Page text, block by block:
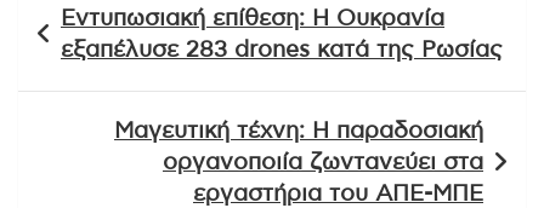
άρθρων
Εντυπωσιακή επίθεση: Η Ουκρανία
εξαπέλυσε 283 drones κατά της Ρωσίας
Μαγευτική τέχνη: Η παραδοσιακή
οργανοποιία ζωντανεύει στα
εργαστήρια του ΑΠΕ-ΜΠΕ